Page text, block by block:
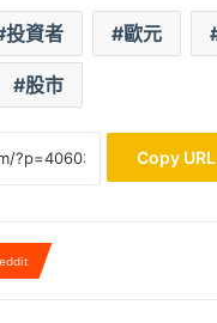
投資者 歐元
股市
Copy URL